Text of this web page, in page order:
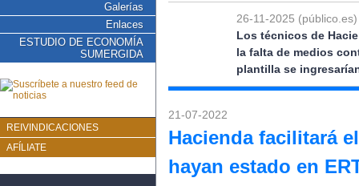
Galerías
Enlaces
ESTUDIO DE ECONOMÍA
SUMERGIDA
REIVINDICACIONES
AFÍLIATE
26-11-2025 (público.es)
Los técnicos de
la falta de medios
plantilla se
21-07-2022
Hacienda facilitará
hayan estado en